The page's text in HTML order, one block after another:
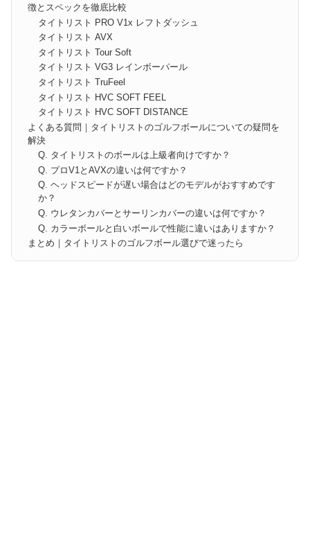
徴とスペックを徹底比較
タイトリスト PRO V1x レフトダッシュ
タイトリスト AVX
タイトリスト Tour Soft
タイトリスト VG3 レインボーパール
タイトリスト TruFeel
タイトリスト HVC SOFT FEEL
タイトリスト HVC SOFT DISTANCE
よくある質問｜タイトリストのゴルフボールについての疑問を
解決
Q. タイトリストのボールは上級者向けですか？
Q. プロV1とAVXの違いは何ですか？
Q. ヘッドスピードが遅い場合はどのモデルがおすすめです
か？
Q. ウレタンカバーとサーリンカバーの違いは何ですか？
Q. カラーボールと白いボールで性能に違いはありますか？
まとめ｜タイトリストのゴルフボール選びで迷ったら